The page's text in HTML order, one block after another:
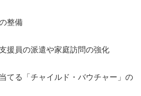
整備
援員の派遣や家庭訪問の強化
てる「チャイルド・バウチャー」の